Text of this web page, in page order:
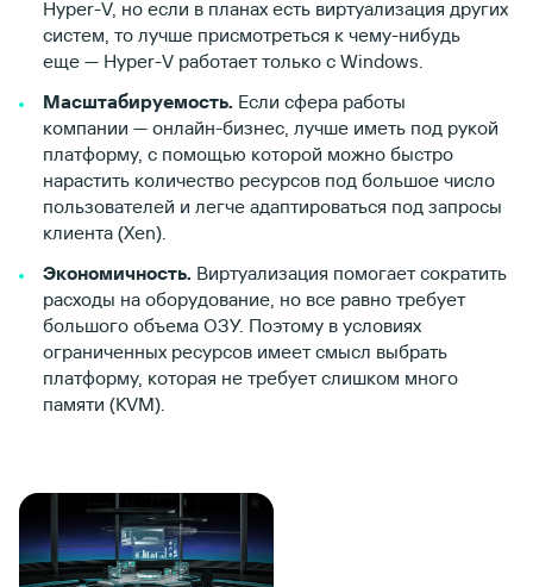
Hyper-V, но если в планах есть виртуализация других
систем, то лучше присмотреться к чему-нибудь
еще — Hyper-V работает только с Windows.
Масштабируемость. Если сфера работы
компании — онлайн-бизнес, лучше иметь под рукой
платформу, с помощью которой можно быстро
нарастить количество ресурсов под большое число
пользователей и легче адаптироваться под запросы
клиента (Xen).
Экономичность. Виртуализация помогает сократить
расходы на оборудование, но все равно требует
большого объема ОЗУ. Поэтому в условиях
ограниченных ресурсов имеет смысл выбрать
платформу, которая не требует слишком много
памяти (KVM).